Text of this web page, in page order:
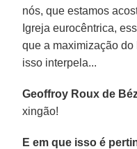
nós, que estamos
Igreja eurocêntrica,
que a maximização
isso interpela...
Geoffroy Roux de
xingão!
E em que isso é